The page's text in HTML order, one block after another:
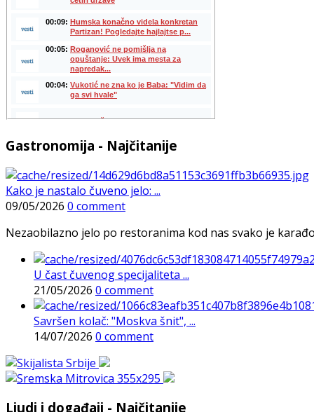
Gastronomija - Najčitanije
Kako je nastalo čuveno jelo: ...
09/05/2026 0 comment
Nezaobilazno jelo po restoranima kod nas svako je
U čast čuvenog specijaliteta ...
21/05/2026 0 comment
Savršen kolač: "Moskva šnit", ...
14/07/2026 0 comment
Ljudi i događaji - Najčitanije